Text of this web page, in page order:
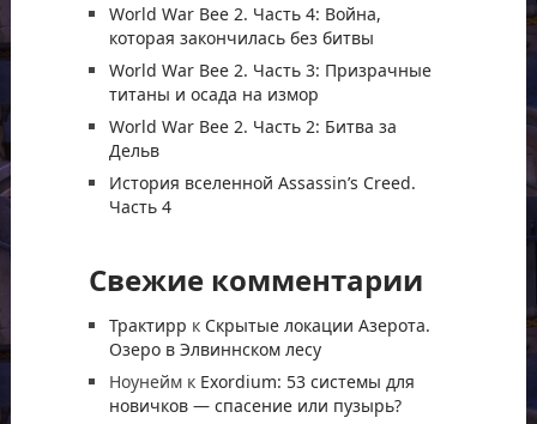
World War Bee 2. Часть 4: Война,
которая закончилась без битвы
World War Bee 2. Часть 3: Призрачные
титаны и осада на измор
World War Bee 2. Часть 2: Битва за
Дельв
История вселенной Assassin’s Creed.
Часть 4
Свежие комментарии
Трактирр к Скрытые локации Азерота.
Озеро в Элвиннском лесу
Ноунеймк Exordium: 53 системы для
новичков — спасение или пузырь?